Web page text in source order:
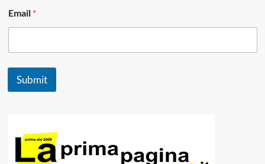
l
E
a
Email *
Submit